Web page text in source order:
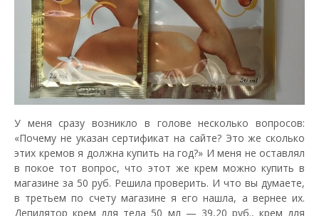
У меня сразу возникло в голове несколько вопросов:
«Почему не указан сертификат на сайте? Это же сколько
этих кремов я должна купить на год?» И меня не оставлял
в покое тот вопрос, что этот же крем можно купить в
магазине за 50 руб. Решила проверить. И что вы думаете,
в третьем по счету магазине я его нашла, а вернее их.
Депилятор крем для тела 50 мл — 39,20 руб., крем для